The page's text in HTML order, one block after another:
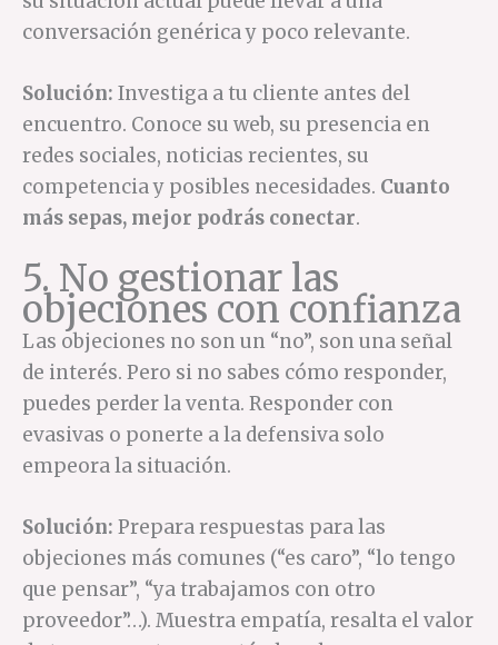
conversación genérica y poco relevante.
Solución: Investiga a tu cliente antes del
encuentro. Conoce su web, su presencia en
redes sociales, noticias recientes, su
competencia y posibles necesidades. Cuanto
más sepas, mejor podrás conectar.
5. No gestionar las
objeciones con confianza
Las objeciones no son un “no”, son una señal
de interés. Pero si no sabes cómo responder,
puedes perder la venta. Responder con
evasivas o ponerte a la defensiva solo
empeora la situación.
Solución: Prepara respuestas para las
objeciones más comunes (“es caro”, “lo tengo
que pensar”, “ya trabajamos con otro
proveedor”…). Muestra empatía, resalta el valor